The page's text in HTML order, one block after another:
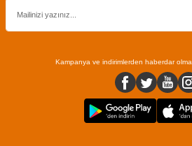
Kampanya ve indirimlerden haberdar